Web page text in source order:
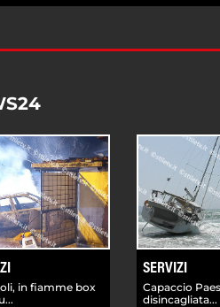
in fiamme box
SERVIZI
Capaccio
disincagliata...